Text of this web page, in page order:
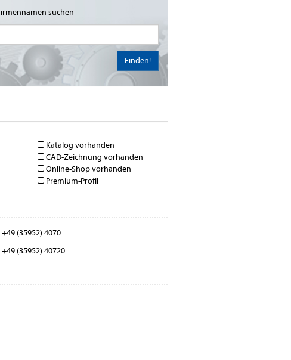
suchen
Finden!
Katalog vorhanden
CAD-Zeichnung vorhanden
Online-Shop vorhanden
Premium-Profil
+49 (35952) 4070
+49 (35952) 40720